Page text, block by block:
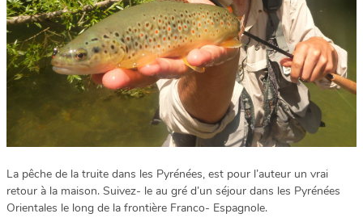
La pêche de la truite dans les Pyrénées, est pour l’auteur un vrai
retour à la maison. Suivez- le au gré d’un séjour dans les Pyrénées
Orientales le long de la frontière Franco- Espagnole.